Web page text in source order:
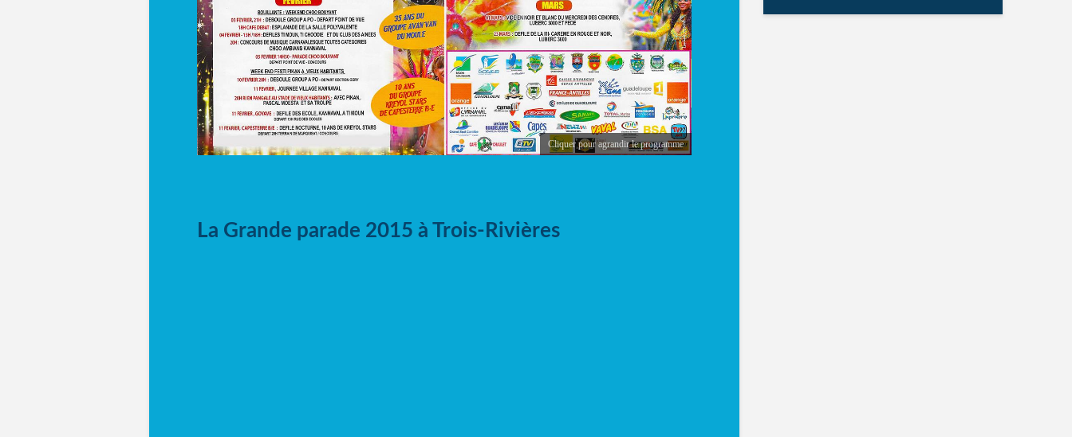
Cliquer pour agrandir le programme
La Grande parade 2015 à Trois-Rivières